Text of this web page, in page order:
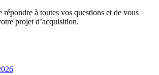
répondre à toutes vos questions et de vous
projet d’acquisition.